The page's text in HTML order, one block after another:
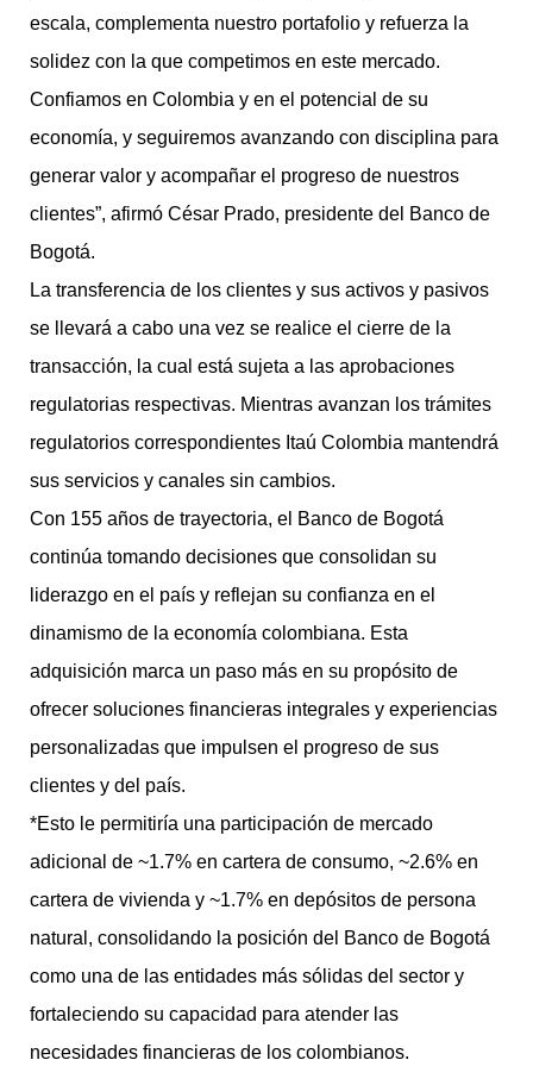
escala, complementa nuestro portafolio y refuerza la
solidez con la que competimos en este mercado.
Confiamos en Colombia y en el potencial de su
economía, y seguiremos avanzando con disciplina para
generar valor y acompañar el progreso de nuestros
clientes”, afirmó César Prado, presidente del Banco de
Bogotá.
La transferencia de los clientes y sus activos y pasivos
se llevará a cabo una vez se realice el cierre de la
transacción, la cual está sujeta a las aprobaciones
regulatorias respectivas. Mientras avanzan los trámites
regulatorios correspondientes Itaú Colombia mantendrá
sus servicios y canales sin cambios.
Con 155 años de trayectoria, el Banco de Bogotá
continúa tomando decisiones que consolidan su
liderazgo en el país y reflejan su confianza en el
dinamismo de la economía colombiana. Esta
adquisición marca un paso más en su propósito de
ofrecer soluciones financieras integrales y experiencias
personalizadas que impulsen el progreso de sus
clientes y del país.
*Esto le permitiría una participación de mercado
adicional de ~1.7% en cartera de consumo, ~2.6% en
cartera de vivienda y ~1.7% en depósitos de persona
natural, consolidando la posición del Banco de Bogotá
como una de las entidades más sólidas del sector y
fortaleciendo su capacidad para atender las
necesidades financieras de los colombianos.